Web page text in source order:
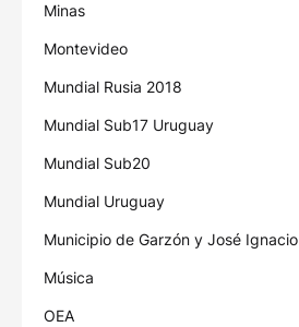
Minas
Montevideo
Mundial Rusia 2018
Mundial Sub17 Uruguay
Mundial Sub20
Mundial Uruguay
Municipio de Garzón y José Ignacio
Música
OEA